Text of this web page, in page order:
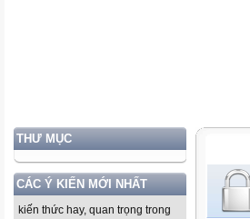
THƯ MỤC
CÁC Ý KIẾN MỚI NHẤT
kiến thức hay, quan trọng trong